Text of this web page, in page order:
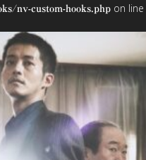
nv-custom-hooks.phpon line